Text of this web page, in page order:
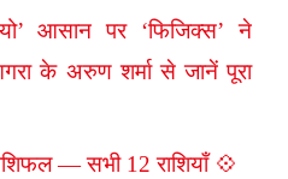
आसान पर ‘फिजिक्स’ ने
के अरुण शर्मा से जानें पूरा
— सभी 12 राशियाँ 💠